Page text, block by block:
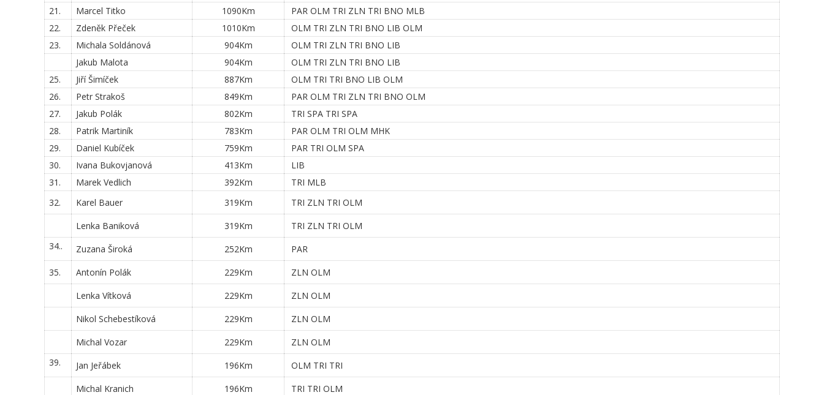
21.
Marcel Titko 1090Km
PAR OLM TRI ZLN TRI BNO MLB
22.
Zdeněk Přeček 1010Km
OLM TRI ZLN TRI BNO LIB OLM
23.
Michala Soldánová 904Km
OLM TRI ZLN TRI BNO LIB
Jakub Malota
904Km
OLM TRI ZLN TRI BNO LIB
25.
Jiří Šimíček 887Km
OLM TRI TRI BNO LIB OLM
26.
Petr Strakoš 849Km
PAR OLM TRI ZLN TRI BNO OLM
27.
Jakub Polák 802Km
TRI SPA TRI SPA
28.
Patrik Martiník 783Km
PAR OLM TRI OLM MHK
29.
Daniel Kubíček 759Km
PAR TRI OLM SPA
30.
Ivana Bukovjanová 413Km
LIB
31.
Marek Vedlich 392Km
TRI MLB
32.
Karel Bauer 319Km
TRI ZLN TRI OLM
Lenka Baniková
319Km
TRI ZLN TRI OLM
34..
Zuzana Široká 252Km
PAR
35.
Antonín Polák 229Km
ZLN OLM
Lenka Vítková
229Km
ZLN OLM
Nikol Schebestíková
229Km
ZLN OLM
Michal Vozar
229Km
ZLN OLM
39.
Jan Jeřábek 196Km
OLM TRI TRI
Michal Kranich
196Km
TRI TRI OLM